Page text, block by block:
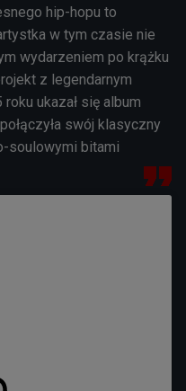
hip-hopu to
w tym czasie nie
wydarzeniem po krążku
z legendarnym
roku ukazał się album
swój klasyczny
soulowymi bitami